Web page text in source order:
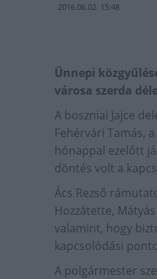
2016.06.02. 15:48
Ünnepi
városa szerda
A boszniai Jajce
Fehérvári Tamás,
hónappal ezelőtt
döntés volt a
Ács Rezső
Hozzátette,
valamint, hogy
kapcsolódási
A polgármester